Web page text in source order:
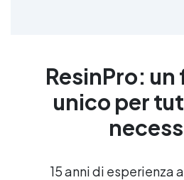
ResinPro:
unico per
15 anni di esperienza